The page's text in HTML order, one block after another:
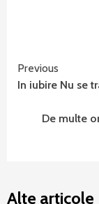
Continue
Reading
Previous
In iubire Nu se
De multe
Alte articole